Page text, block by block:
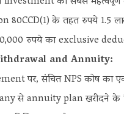
80CCD(1) के तहत रुपये 1.5
रुपये का exclusive
and Annuity:
पर, संचित NPS कोष का
से annuity plan खरीदने के